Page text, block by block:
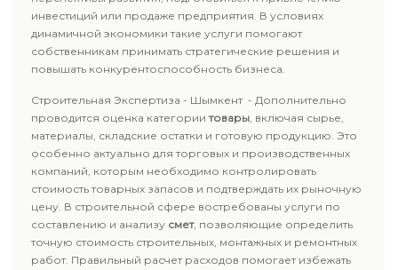
инвестиций или продаже предприятия. В условиях
динамичной экономики такие услуги помогают
собственникам принимать стратегические решения и
повышать конкурентоспособность бизнеса.
Строительная Экспертиза - Шымкент - Дополнительно
проводится оценка категориитовары, включая сырье,
материалы, складские остатки и готовую продукцию. Это
особенно актуально для торговых и производственных
компаний, которым необходимо контролировать
стоимость товарных запасов и подтверждать их рыночную
цену. В строительной сфере востребованы услуги по
составлению и анализу смет, позволяющие определить
точную стоимость строительных, монтажных и ремонтных
работ. Правильный расчет расходов помогает избежать